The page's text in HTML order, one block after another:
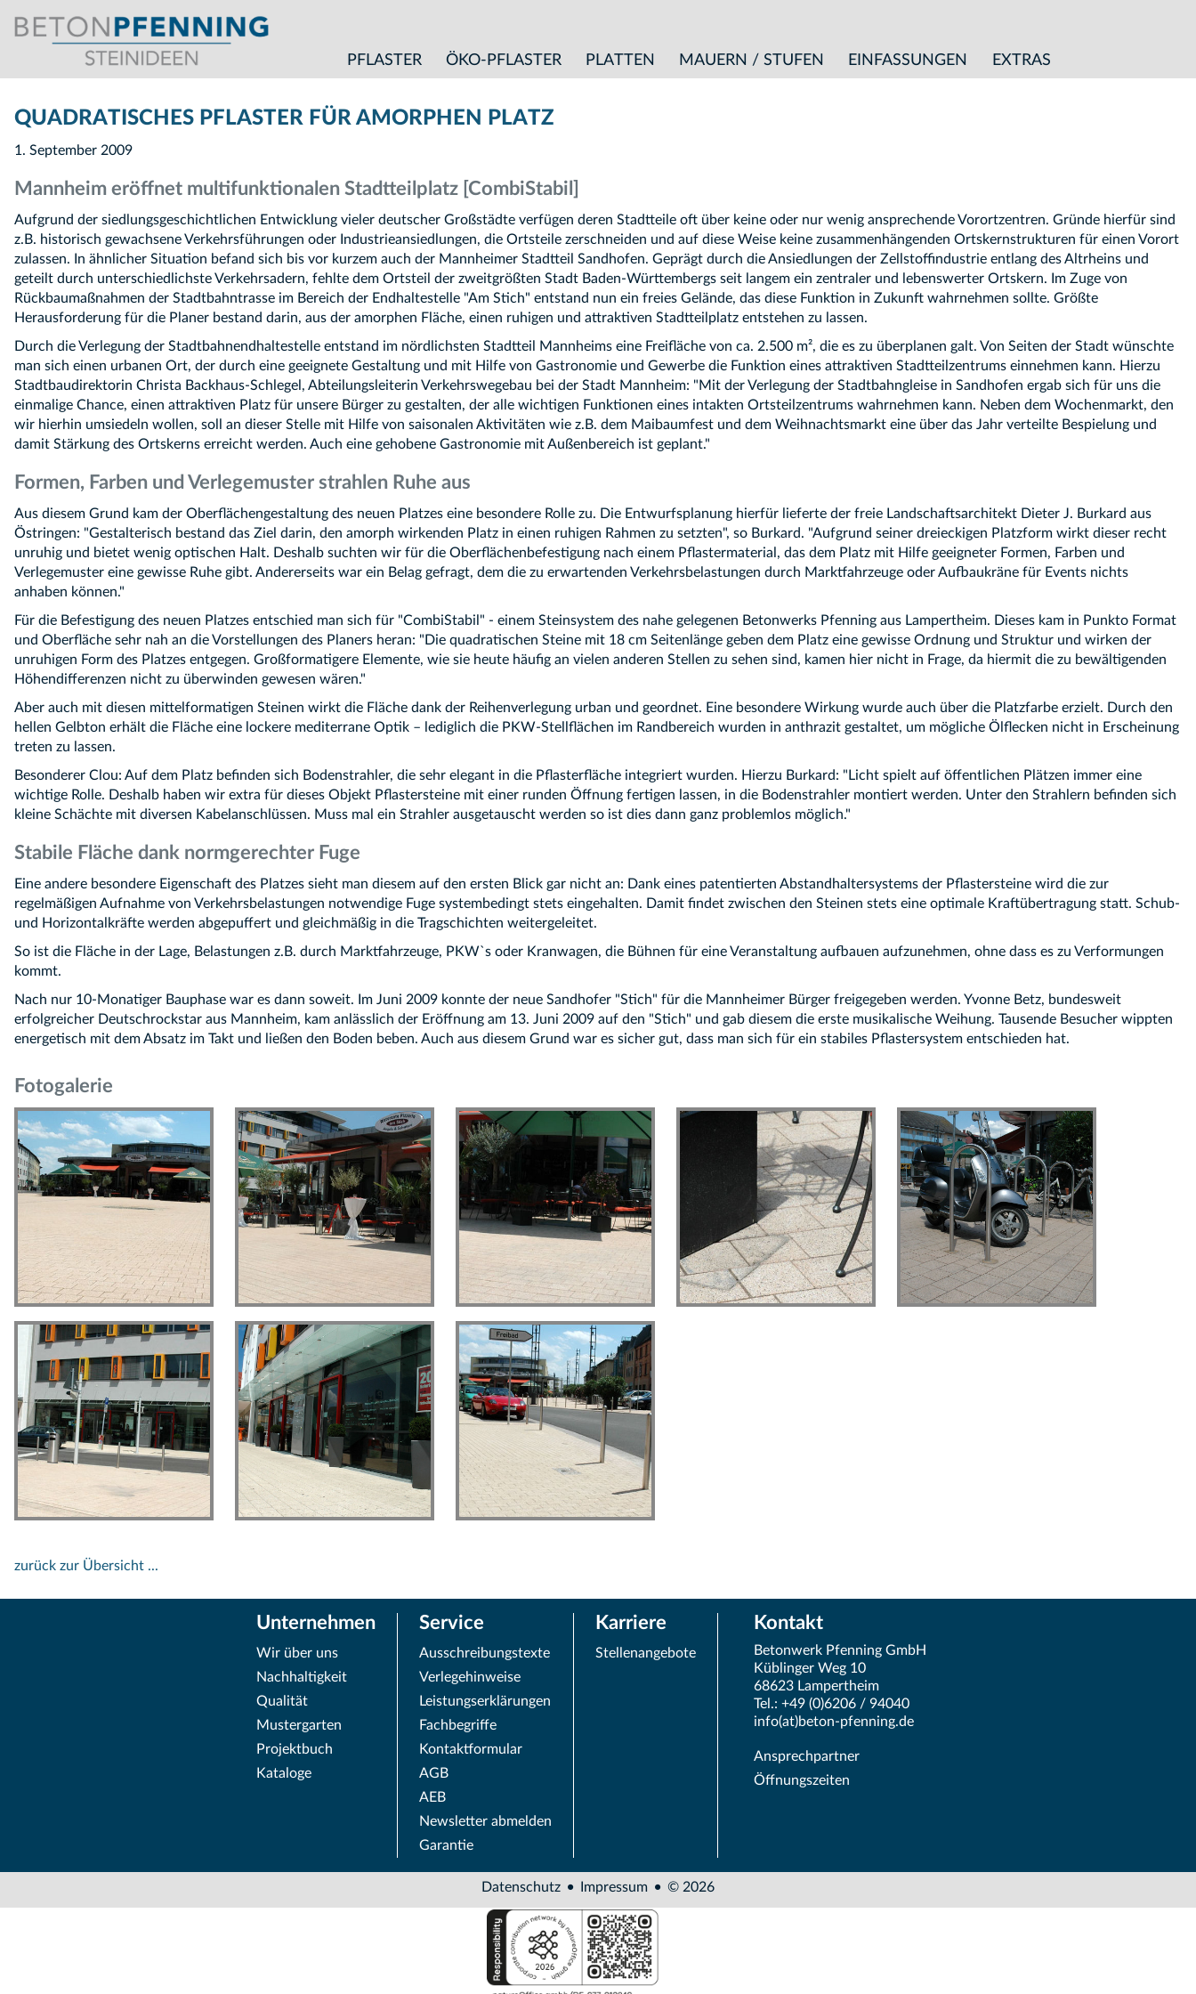
PFLASTER ÖKO-PFLASTER PLATTEN MAUERN / STUFEN EINFASSUNGEN EXTRAS
QUADRATISCHES PFLASTER FÜR AMORPHEN PLATZ
1. September 2009
Mannheim eröffnet multifunktionalen Stadtteilplatz [CombiStabil]
Aufgrund der siedlungsgeschichtlichen Entwicklung vieler deutscher Großstädte verfügen deren Stadtteile oft über keine oder nur wenig ansprechende Vorortzentren. Gründe hierfür sind
z.B. historisch gewachsene Verkehrsführungen oder Industrieansiedlungen, die Ortsteile zerschneiden und auf diese Weise keine zusammenhängenden Ortskernstrukturen für einen Vorort
zulassen. In ähnlicher Situation befand sich bis vor kurzem auch der Mannheimer Stadtteil Sandhofen. Geprägt durch die Ansiedlungen der Zellstoffindustrie entlang des Altrheins und
geteilt durch unterschiedlichste Verkehrsadern, fehlte dem Ortsteil der zweitgrößten Stadt Baden-Württembergs seit langem ein zentraler und lebenswerter Ortskern. Im Zuge von
Rückbaumaßnahmen der Stadtbahntrasse im Bereich der Endhaltestelle "Am Stich" entstand nun ein freies Gelände, das diese Funktion in Zukunft wahrnehmen sollte. Größte
Herausforderung für die Planer bestand darin, aus der amorphen Fläche, einen ruhigen und attraktiven Stadtteilplatz entstehen zu lassen.
Durch die Verlegung der Stadtbahnendhaltestelle entstand im nördlichsten Stadtteil Mannheims eine Freifläche von ca. 2.500 m², die es zu überplanen galt. Von Seiten der Stadt wünschte
man sich einen urbanen Ort, der durch eine geeignete Gestaltung und mit Hilfe von Gastronomie und Gewerbe die Funktion eines attraktiven Stadtteilzentrums einnehmen kann. Hierzu
Stadtbaudirektorin Christa Backhaus-Schlegel, Abteilungsleiterin Verkehrswegebau bei der Stadt Mannheim: "Mit der Verlegung der Stadtbahngleise in Sandhofen ergab sich für uns die
einmalige Chance, einen attraktiven Platz für unsere Bürger zu gestalten, der alle wichtigen Funktionen eines intakten Ortsteilzentrums wahrnehmen kann. Neben dem Wochenmarkt, den
wir hierhin umsiedeln wollen, soll an dieser Stelle mit Hilfe von saisonalen Aktivitäten wie z.B. dem Maibaumfest und dem Weihnachtsmarkt eine über das Jahr verteilte Bespielung und
damit Stärkung des Ortskerns erreicht werden. Auch eine gehobene Gastronomie mit Außenbereich ist geplant."
Formen, Farben und Verlegemuster strahlen Ruhe aus
Aus diesem Grund kam der Oberflächengestaltung des neuen Platzes eine besondere Rolle zu. Die Entwurfsplanung hierfür lieferte der freie Landschaftsarchitekt Dieter J. Burkard aus
Östringen: "Gestalterisch bestand das Ziel darin, den amorph wirkenden Platz in einen ruhigen Rahmen zu setzten", so Burkard. "Aufgrund seiner dreieckigen Platzform wirkt dieser recht
unruhig und bietet wenig optischen Halt. Deshalb suchten wir für die Oberflächenbefestigung nach einem Pflastermaterial, das dem Platz mit Hilfe geeigneter Formen, Farben und
Verlegemuster eine gewisse Ruhe gibt. Andererseits war ein Belag gefragt, dem die zu erwartenden Verkehrsbelastungen durch Marktfahrzeuge oder Aufbaukräne für Events nichts
anhaben können."
Für die Befestigung des neuen Platzes entschied man sich für "CombiStabil" - einem Steinsystem des nahe gelegenen Betonwerks Pfenning aus Lampertheim. Dieses kam in Punkto Format
und Oberfläche sehr nah an die Vorstellungen des Planers heran: "Die quadratischen Steine mit 18 cm Seitenlänge geben dem Platz eine gewisse Ordnung und Struktur und wirken der
unruhigen Form des Platzes entgegen. Großformatigere Elemente, wie sie heute häufig an vielen anderen Stellen zu sehen sind, kamen hier nicht in Frage, da hiermit die zu bewältigenden
Höhendifferenzen nicht zu überwinden gewesen wären."
Aber auch mit diesen mittelformatigen Steinen wirkt die Fläche dank der Reihenverlegung urban und geordnet. Eine besondere Wirkung wurde auch über die Platzfarbe erzielt. Durch den
hellen Gelbton erhält die Fläche eine lockere mediterrane Optik – lediglich die PKW-Stellflächen im Randbereich wurden in anthrazit gestaltet, um mögliche Ölflecken nicht in Erscheinung
treten zu lassen.
Besonderer Clou: Auf dem Platz befinden sich Bodenstrahler, die sehr elegant in die Pflasterfläche integriert wurden. Hierzu Burkard: "Licht spielt auf öffentlichen Plätzen immer eine
wichtige Rolle. Deshalb haben wir extra für dieses Objekt Pflastersteine mit einer runden Öffnung fertigen lassen, in die Bodenstrahler montiert werden. Unter den Strahlern befinden sich
kleine Schächte mit diversen Kabelanschlüssen. Muss mal ein Strahler ausgetauscht werden so ist dies dann ganz problemlos möglich."
Stabile Fläche dank normgerechter Fuge
Eine andere besondere Eigenschaft des Platzes sieht man diesem auf den ersten Blick gar nicht an: Dank eines patentierten Abstandhaltersystems der Pflastersteine wird die zur
regelmäßigen Aufnahme von Verkehrsbelastungen notwendige Fuge systembedingt stets eingehalten. Damit findet zwischen den Steinen stets eine optimale Kraftübertragung statt. Schub-
und Horizontalkräfte werden abgepuffert und gleichmäßig in die Tragschichten weitergeleitet.
So ist die Fläche in der Lage, Belastungen z.B. durch Marktfahrzeuge, PKW`s oder Kranwagen, die Bühnen für eine Veranstaltung aufbauen aufzunehmen, ohne dass es zu Verformungen
kommt.
Nach nur 10-Monatiger Bauphase war es dann soweit. Im Juni 2009 konnte der neue Sandhofer "Stich" für die Mannheimer Bürger freigegeben werden. Yvonne Betz, bundesweit
erfolgreicher Deutschrockstar aus Mannheim, kam anlässlich der Eröffnung am 13. Juni 2009 auf den "Stich" und gab diesem die erste musikalische Weihung. Tausende Besucher wippten
energetisch mit dem Absatz im Takt und ließen den Boden beben. Auch aus diesem Grund war es sicher gut, dass man sich für ein stabiles Pflastersystem entschieden hat.
Fotogalerie
zurück zur Übersicht ...
Unternehmen
Wir über uns
Nachhaltigkeit
Qualität
Mustergarten
Projektbuch
Kataloge
Service
Ausschreibungstexte
Verlegehinweise
Leistungserklärungen
Fachbegriffe
Kontaktformular
AGB
AEB
Newsletter abmelden
Garantie
Karriere
Stellenangebote
Kontakt
Betonwerk Pfenning GmbH
Küblinger Weg 10
68623 Lampertheim
Tel.: +49 (0)6206 / 94040
info(at)beton-pfenning.de
Ansprechpartner
Öffnungszeiten
Datenschutz Impressum © 2026